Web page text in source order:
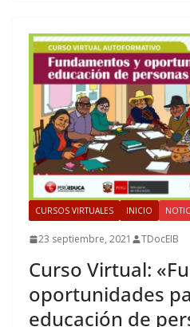
CURSOS VIRTUALES INICIO
23 septiembre, 2021 TDocEIB
Curso Virtual:
oportunidades
educación de